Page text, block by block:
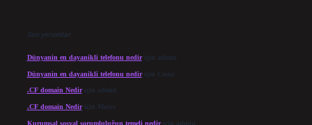
Son yorumlar
Dünyanin en dayanikli telefonu nediriçin admin
Dünyanin en dayanikli telefonu nediriçin Cesur
.CF domain Nediriçin admin
.CF domain Nediriçin Merve
Kurumsal sosyal sorumluluğun temeli nediriçin admin